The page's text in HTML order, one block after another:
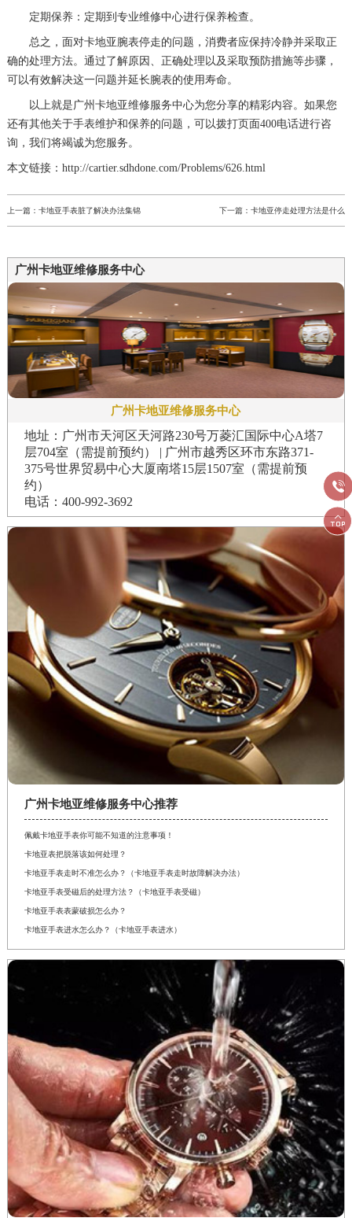
定期保养：定期到专业维修中心进行保养检查。
总之，面对卡地亚腕表停走的问题，消费者应保持冷静并采取正
确的处理方法。通过了解原因、正确处理以及采取预防措施等步骤，
可以有效解决这一问题并延长腕表的使用寿命。
以上就是 广州卡地亚维修服务中心为您分享的精彩内容。如果您
还有其他关于手表维护和保养的问题，可以拨打页面400电话进行咨
询，我们将竭诚为您服务。
本文链接：http://cartier.sdhdone.com/Problems/626.html
上一篇： 卡地亚手表脏了解决办法集锦 下一篇：卡地亚停走处理方法是什么
广州卡地亚维修服务中心
广州卡地亚维修服务中心
地址：广州市天河区天河路230号万菱汇国际中心A塔7
层704室（需提前预约） | 广州市越秀区环市东路371-
375号世界贸易中心大厦南塔15层1507室（需提前预
约）
电话：400-992-3692
广州卡地亚维修服务中心推荐
佩戴卡地亚手表你可能不知道的注意事项！
卡地亚表把脱落该如何处理？
卡地亚手表走时不准怎么办？（卡地亚手表走时故障解决办法）
卡地亚手表受磁后的处理方法？（卡地亚手表受磁）
卡地亚手表表蒙破损怎么办？
卡地亚手表进水怎么办？（卡地亚手表进水）

